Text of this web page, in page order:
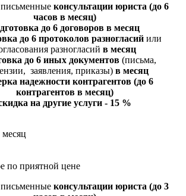
консультации юриста (до 6
часов в месяц)
до 6 договоров в месяц
до 6 протоколов разногласийили
разногласий в месяц
до 6 иных документов (письма,
заявления, приказы) в месяц
надежности контрагентов (до 6
контрагентов в месяц)
на другие услуги - 15 %
месяц
по приятной цене
консультации юриста (до 3